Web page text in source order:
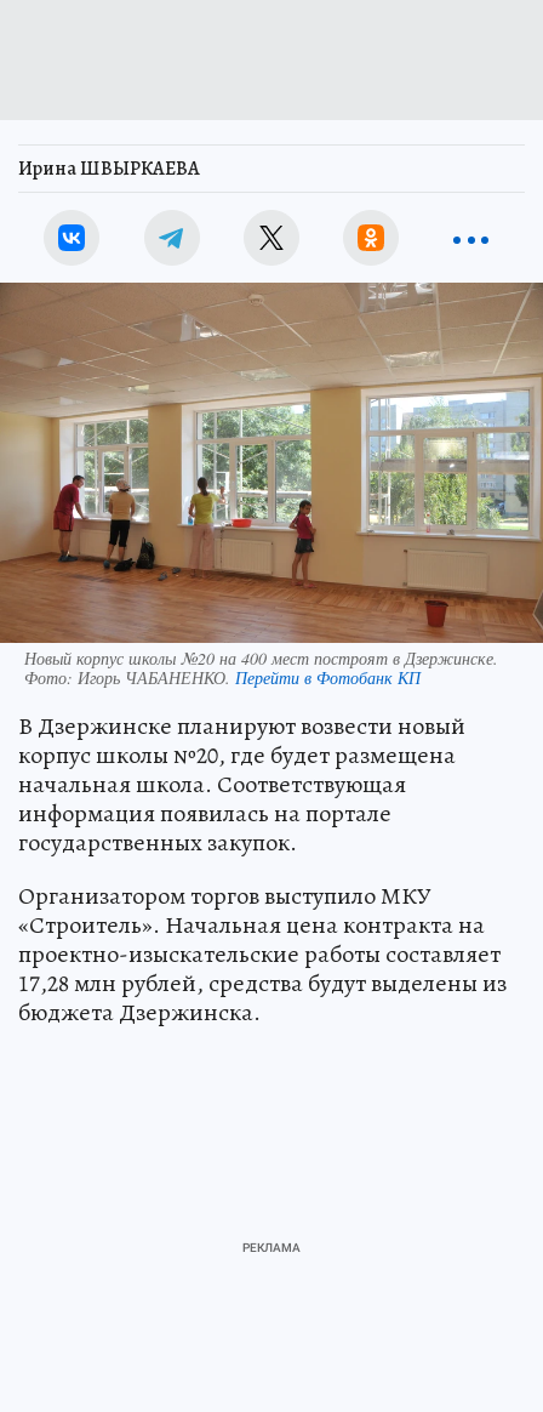
Ирина ШВЫРКАЕВА
Новый корпус школы №20 на 400 мест построят в Дзержинске.
Фото: Игорь ЧАБАНЕНКО. Перейти в Фотобанк КП
В Дзержинске планируют возвести новый
корпус школы №20, где будет размещена
начальная школа. Соответствующая
информация появилась на портале
государственных закупок.
Организатором торгов выступило МКУ
«Строитель». Начальная цена контракта на
проектно-изыскательские работы составляет
17,28 млн рублей, средства будут выделены из
бюджета Дзержинска.